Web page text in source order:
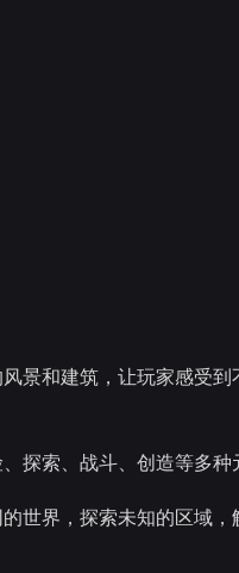
景和建筑，让玩家感受到
探索、战斗、创造等多种
世界，探索未知的区域，